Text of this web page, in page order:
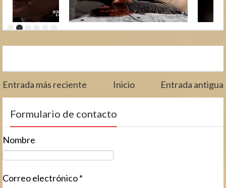
Entrada más reciente Inicio Entrada antigua
Formulario de contacto
Nombre
Correo electrónico*